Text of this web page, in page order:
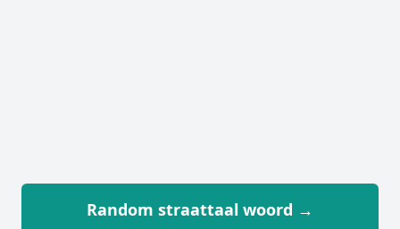
Random straattaal woord →